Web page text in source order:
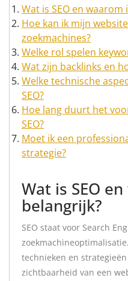
Wat is SEO en
Hoe kan ik mijn
zoekmachines?
Welke rol spelen
Wat zijn backlinks en
Welke technische
SEO?
Hoe lang duurt het
SEO?
Moet ik een
strategie?
Wat is SEO
belangrijk?
SEO staat voor Search
technieken en
zichtbaarheid van een